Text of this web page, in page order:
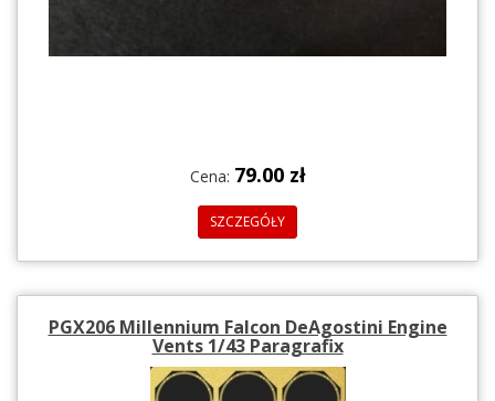
Cena: 79.00 zł
SZCZEGÓŁY
PGX206 Millennium Falcon DeAgostini Engine
Vents 1/43 Paragrafix